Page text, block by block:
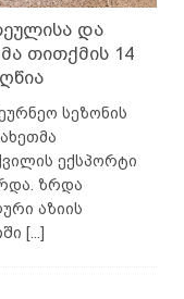
და
თითქმის 14
სეზონის
ექსპორტი
ზრდა
აზიის
[...]